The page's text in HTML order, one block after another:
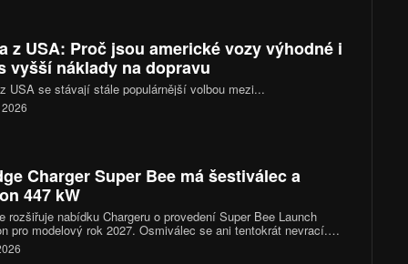
z USA: Proč jsou americké vozy výhodné i
vyšší náklady na dopravu
USA se stávají stále populárnější volbou mezi...
Charger Super Bee má šestiválec a
447 kW
rozšiřuje nabídku Chargeru o provedení Super Bee Launch
pro modelový rok 2027. Osmiválec se ani tentokrát nevrací.
využívá třílitrový řadový šestiválec se dvěma turbodmychadly,
úpravách dosahuje výkonu přibližně 447 kW a točivého